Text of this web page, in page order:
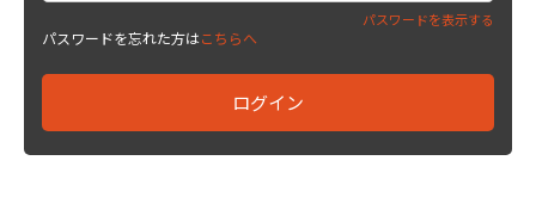
パスワードを表示する
パスワードを忘れた方はこちらへ